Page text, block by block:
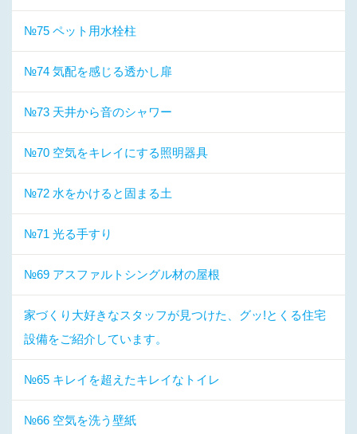
№75 ペット用水栓柱
№74 気配を感じる透かし扉
№73 天井から音のシャワー
№70 空気をキレイにする照明器具
№72 水をかけると固まる土
№71 光る手すり
№69 アスファルトシングル材の屋根
家づくり大好きなスタッフが見つけた、グッ!とくる住宅
設備をご紹介しています。
№65 キレイを超えたキレイなトイレ
№66 空気を洗う壁紙